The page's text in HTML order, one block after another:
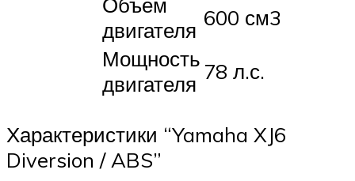
Объем
двигателя 600 см3
Мощность
двигателя 78 л.с.
Характеристики “Yamaha XJ6
Diversion / ABS”